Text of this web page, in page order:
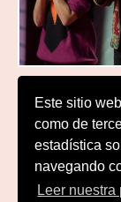
Este sitio
como de
estadística
navegando
Leer nuestra